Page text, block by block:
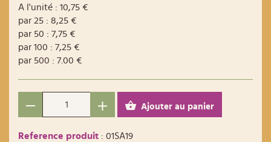
A l'unité : 10,75 €
par 25 : 8,25 €
par 50 : 7,75 €
par 100 : 7,25 €
par 500 : 7.00 €
Ajouter au panier
Reference produit : 01SA19